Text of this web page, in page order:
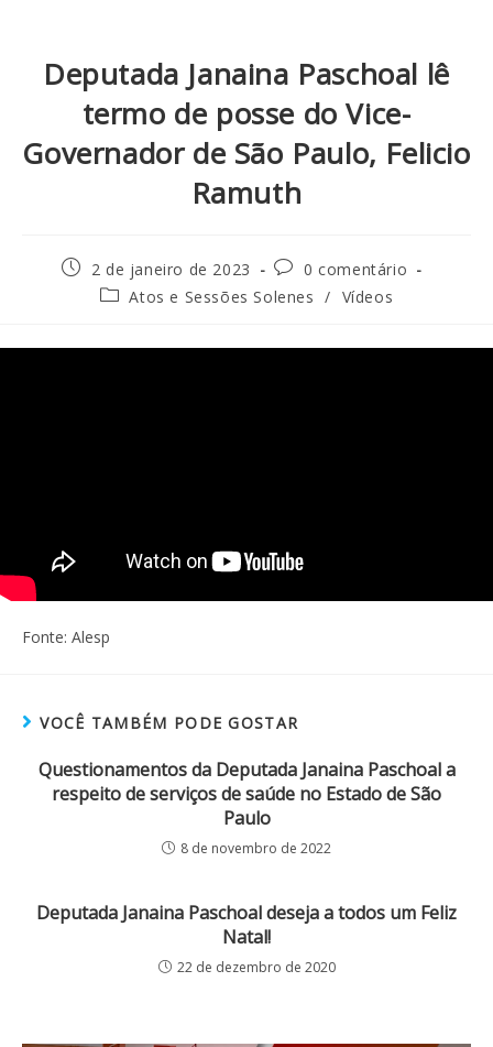
Deputada Janaina Paschoal lê
termo de posse do Vice-
Governador de São Paulo, Felicio
Ramuth
2 de janeiro de 2023
0 comentário
Atos e Sessões Solenes / Vídeos
Fonte: Alesp
VOCÊ TAMBÉM PODE GOSTAR
Questionamentos da Deputada Janaina Paschoal a
respeito de serviços de saúde no Estado de São
Paulo
8 de novembro de 2022
Deputada Janaina Paschoal deseja a todos um Feliz
Natal!
22 de dezembro de 2020